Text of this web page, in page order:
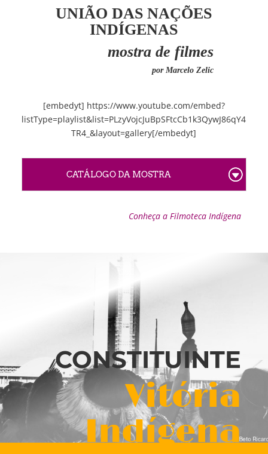
UNIÃO DAS NAÇÕES
INDÍGENAS
mostra de filmes
por Marcelo Zelic
[embedyt] https://www.youtube.com/embed?
listType=playlist&list=PLzyVojcJuBpSFtcCb1k3QywJ86qY4
TR4_&layout=gallery[/embedyt]
CATÁLOGO DA MOSTRA
Conheça a Filmoteca Indígena
CONSTITUINTE
Vitória
Indígena